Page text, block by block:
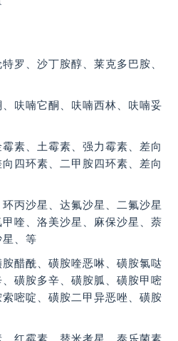
罗、沙丁胺醇、莱克多巴胺、
、呋喃它酮、呋喃西林、呋喃妥
霉素、土霉素、强力霉素、差向
四环素、二甲胺四环素、差向
丙沙星、达氟沙星、二氟沙星
甲喹、洛美沙星、麻保沙星、萘
、等
醋酰、磺胺喹恶啉、磺胺氯哒
磺胺多辛、磺胺胍、磺胺甲嘧
嘧啶、磺胺二甲异恶唑、磺胺